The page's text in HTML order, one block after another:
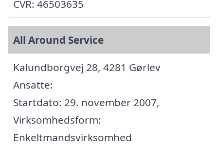
CVR: 46503635
All Around Service
Kalundborgvej 28, 4281 Gørlev
Ansatte:
Startdato: 29. november 2007,
Virksomhedsform:
Enkeltmandsvirksomhed